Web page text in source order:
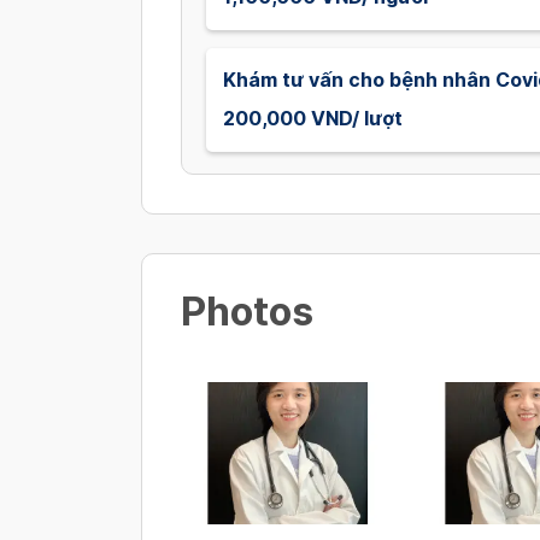
Khám tư vấn cho bệnh nhân
200,000 VND/ lượt
Photos